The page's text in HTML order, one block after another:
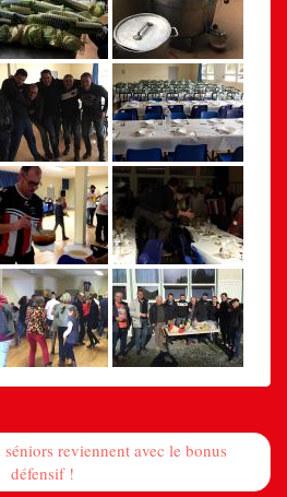
reviennent avec le bonus
défensif !